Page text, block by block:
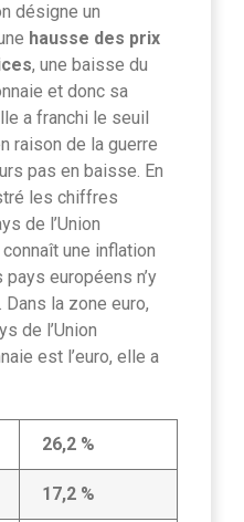
désigne un
hausse des prix
, une baisse du
et donc sa
a franchi le seuil
raison de la guerre
pas en baisse. En
les chiffres
de l’Union
une inflation
pays européens n’y
la zone euro,
de l’Union
est l’euro, elle a
26,2 %
17,2 %